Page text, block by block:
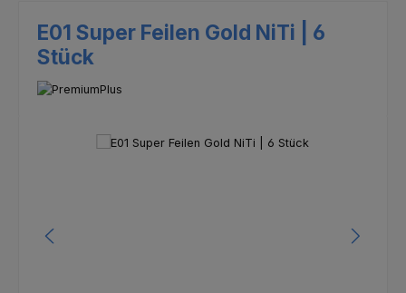
E01 Super Feilen Gold NiTi | 6
Stück
Bildergalerie überspringen